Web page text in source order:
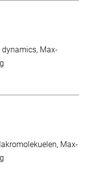
dynamics Max-
Max-